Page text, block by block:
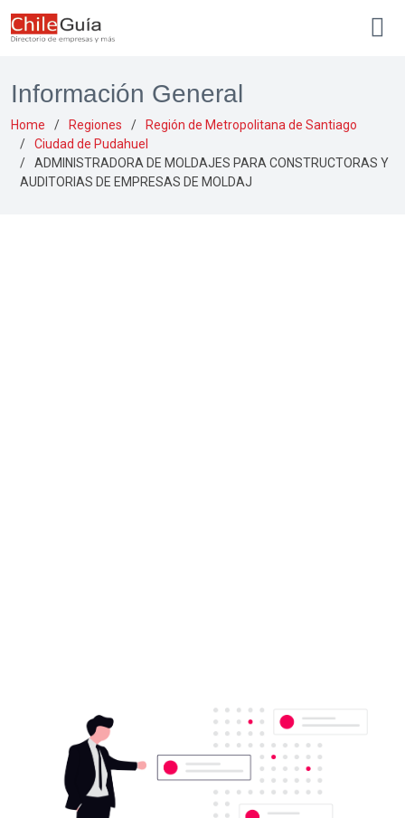
Información General
Home Regiones
Región de Metropolitana de Santiago
Ciudad de Pudahuel
ADMINISTRADORA DE MOLDAJES PARA CONSTRUCTORAS Y
AUDITORIAS DE EMPRESAS DE MOLDAJ